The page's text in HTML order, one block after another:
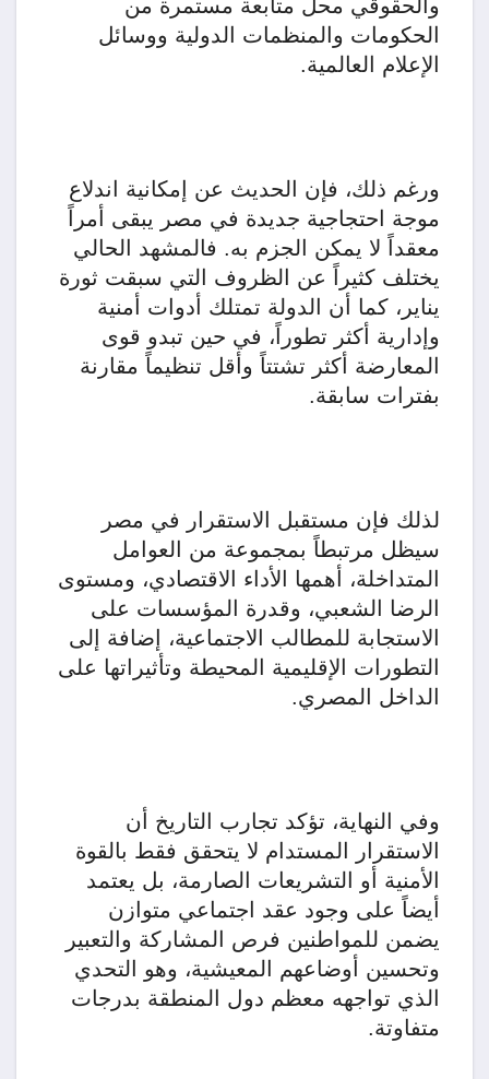
والحقوقي محل متابعة مستمرة من
الحكومات والمنظمات الدولية ووسائل
الإعلام العالمية.
ورغم ذلك، فإن الحديث عن إمكانية اندلاع
موجة احتجاجية جديدة في مصر يبقى أمراً
معقداً لا يمكن الجزم به. فالمشهد الحالي
يختلف كثيراً عن الظروف التي سبقت ثورة
يناير، كما أن الدولة تمتلك أدوات أمنية
وإدارية أكثر تطوراً، في حين تبدو قوى
المعارضة أكثر تشتتاً وأقل تنظيماً مقارنة
بفترات سابقة.
لذلك فإن مستقبل الاستقرار في مصر
سيظل مرتبطاً بمجموعة من العوامل
المتداخلة، أهمها الأداء الاقتصادي، ومستوى
الرضا الشعبي، وقدرة المؤسسات على
الاستجابة للمطالب الاجتماعية، إضافة إلى
التطورات الإقليمية المحيطة وتأثيراتها على
الداخل المصري.
وفي النهاية، تؤكد تجارب التاريخ أن
الاستقرار المستدام لا يتحقق فقط بالقوة
الأمنية أو التشريعات الصارمة، بل يعتمد
أيضاً على وجود عقد اجتماعي متوازن
يضمن للمواطنين فرص المشاركة والتعبير
وتحسين أوضاعهم المعيشية، وهو التحدي
الذي تواجهه معظم دول المنطقة بدرجات
متفاوتة.